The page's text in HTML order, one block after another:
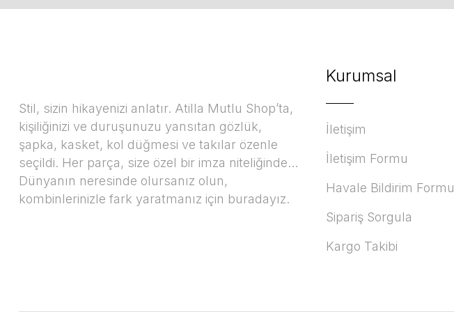
Stil, sizin hikayenizi anlatır. Atilla Mutlu Shop’ta,
kişiliğinizi ve duruşunuzu yansıtan gözlük,
şapka, kasket, kol düğmesi ve takılar özenle
seçildi. Her parça, size özel bir imza niteliğinde…
Dünyanın neresinde olursanız olun,
kombinlerinizle fark yaratmanız için buradayız.
Kurumsal
İletişim
İletişim Formu
Havale Bildirim Formu
Sipariş Sorgula
Kargo Takibi